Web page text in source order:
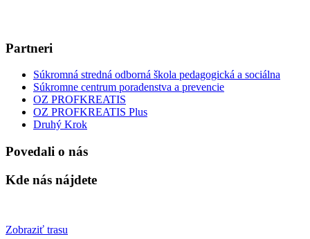
Partneri
Súkromná stredná odborná škola pedagogická a sociálna
Súkromne centrum poradenstva a prevencie
OZ PROFKREATIS
OZ PROFKREATIS Plus
Druhý Krok
Povedali o nás
Kde nás nájdete
Zobraziť trasu